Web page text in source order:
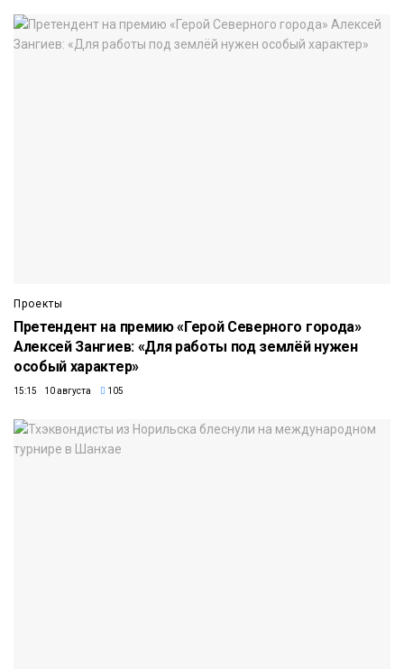
Проекты
Претендент на премию «Герой Северного города»
Алексей Зангиев: «Для работы под землёй нужен
особый характер»
15:15 10 августа 105